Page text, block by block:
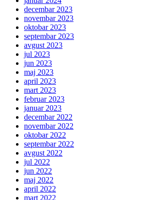
decembar 2023
novembar 2023
oktobar 2023
septembar 2023
avgust 2023
jul 2023
jun 2023
maj 2023
april 2023
mart 2023
februar 2023
januar 2023
decembar 2022
novembar 2022
oktobar 2022
septembar 2022
avgust 2022
jul 2022
jun 2022
maj 2022
april 2022
mart 2022